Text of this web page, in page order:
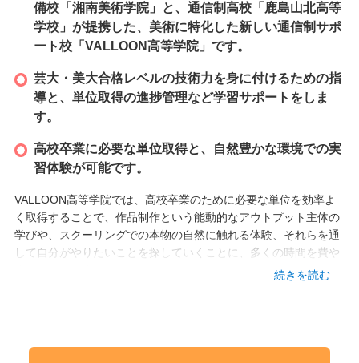
備校「湘南美術学院」と、通信制高校「鹿島山北高等
学校」が提携した、美術に特化した新しい通信制サポ
ート校「VALLOON高等学院」です。
芸大・美大合格レベルの技術力を身に付けるための指
導と、単位取得の進捗管理など学習サポートをしま
す。
高校卒業に必要な単位取得と、自然豊かな環境での実
習体験が可能です。
VALLOON高等学院では、高校卒業のために必要な単位を効率よ
く取得することで、作品制作という能動的なアウトプット主体の
学びや、スクーリングでの本物の自然に触れる体験、それらを通
して自分がやりたいことを探していくことに、多くの時間を費や
続きを読む